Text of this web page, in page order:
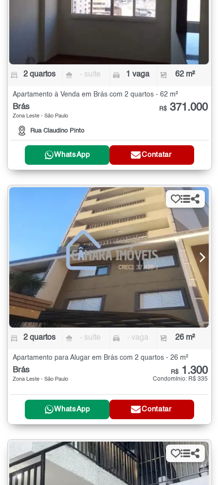
2 quartos - suíte 1 vaga 62 m²
Apartamento à Venda em Brás com 2 quartos - 62 m²
Brás
Zona Leste - São Paulo
Rua Claudino Pinto
R$ 371.000
WhatsApp Contatar
2 quartos - suíte - vaga 26 m²
Apartamento para Alugar em Brás com 2 quartos - 26 m²
Brás
Zona Leste - São Paulo
R$ 1.300
Condomínio: R$ 335
WhatsApp Contatar